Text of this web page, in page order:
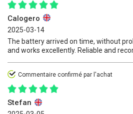
Calogero
2025-03-14
The battery arrived on time, without
and works excellently. Reliable and
Commentaire confirmé par l'achat
Stefan